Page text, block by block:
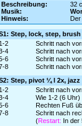
Beschreibung:
32
Musik:
Hinweis:
Der
Step, lock, step, brush
1-2
Schritt nach
4
Schritt nach
6
Schritt nach
8
Schritt nach
Step, pivot ¼ l 2x,
1-2
Schritt nach
4
Wie 1-2 (6 Uhr)
6
Rechten Fuß
8
Schritt nach
(Restart: In der